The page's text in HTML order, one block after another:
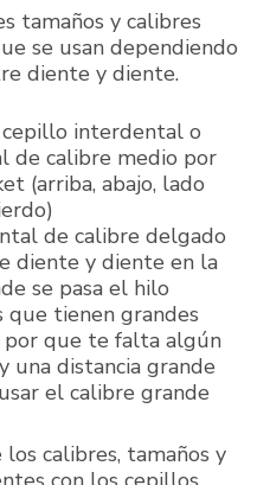
tamaños y calibres
se usan dependiendo
diente y diente.
interdental o
de calibre medio por
(arriba, abajo, lado
de calibre delgado
diente y diente en la
se pasa el hilo
que tienen grandes
por que te falta algún
una distancia grande
el calibre grande
calibres, tamaños y